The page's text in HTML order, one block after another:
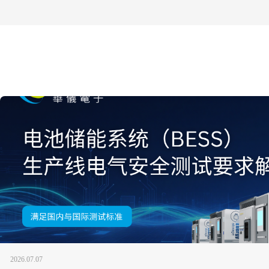
2026.07.07